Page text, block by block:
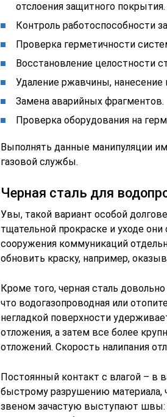
отслоения защитного покрытия.
Контроль работоспособности
Проверка герметичности
Восстановление целостности
Удаление ржавчины, нанесение
Замена аварийных фрагментов.
Проверка оборудования на
Выполнять данные манипуляции
газовой службы.
Черная сталь для
Увы, такой вариант особой
тщательной прокраске и уходе
сооружения коммуникаций
обновить краску, например,
Кроме того, черная сталь
что водогазопроводная или
негладкой поверхности
отложения, а затем все более
отложений. Скорость налипания
Постоянный контакт с влагой – в
быстрому разрушению материала,
звеном зачастую выступают